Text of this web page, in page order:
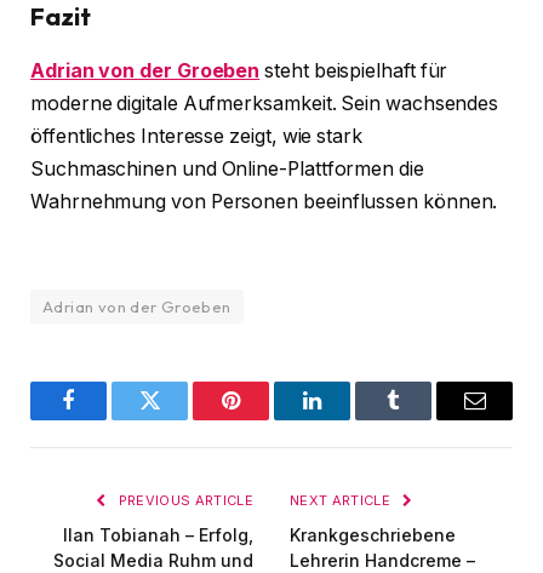
Fazit
Adrian von der Groeben steht beispielhaft für
moderne digitale Aufmerksamkeit. Sein wachsendes
öffentliches Interesse zeigt, wie stark
Suchmaschinen und Online-Plattformen die
Wahrnehmung von Personen beeinflussen können.
Adrian von der Groeben
FacebookTwitter Pinterest LinkedInTumblr Email
PREVIOUS ARTICLE
Ilan Tobianah – Erfolg,
Social Media Ruhm und
NEXT ARTICLE
Krankgeschriebene
Lehrerin Handcreme –